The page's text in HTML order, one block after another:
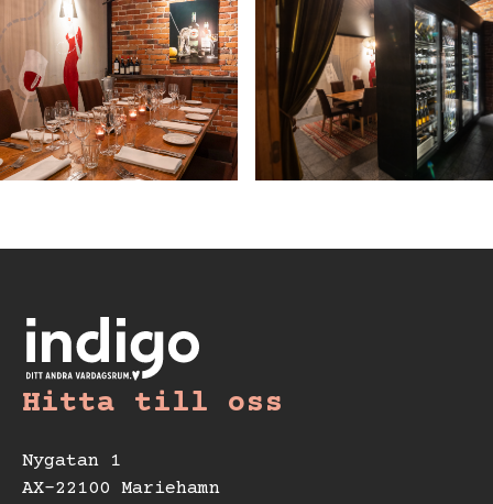
Hitta till oss
Nygatan 1
AX-22100 Mariehamn